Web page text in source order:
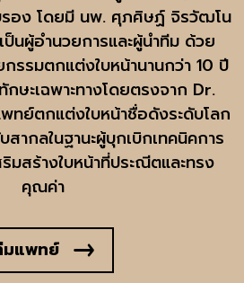
อง โดยมี นพ. ศุภศิษฏ์ จิรวัฒโน
นผู้อำนวยการและผู้นำทีม ด้วย
รรมตกแต่งใบหน้านานกว่า 10 ปี
กษะเฉพาะทางโดยตรงจาก Dr.
ย์ตกแต่งใบหน้าชื่อดังระดับโลก
ากลในฐานะผู้บุกเบิกเทคนิคการ
มสร้างใบหน้าที่ประณีตและทรง
คุณค่า
มแพทย์